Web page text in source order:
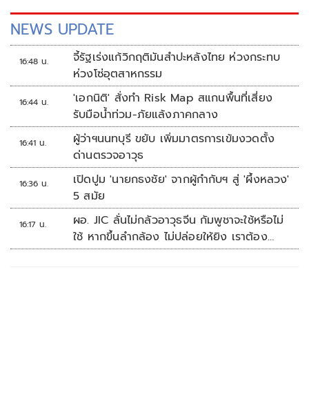
NEWS UPDATE
16:48 น.
จี้รัฐเร่งแก้วิกฤติมันสำปะหลังไทย ห่วงกระทบ
ห่วงโซ่อุตสาหกรรม
16:44 น.
'เอกนิติ' สั่งทำ Risk Map สแกนพื้นที่เสี่ยง
รับมือน้ำท่วม-ภัยแล้งภาคกลาง
16:41 น.
ผู้ว่าฯนนทบุรี ขยับ เพิ่มมาตรการเข้มงวดตั้ง
ด่านตรวจอาวุธ
16:36 น.
เปิดปูม 'นายกธงชัย' จากผู้กำกับฯ สู่ 'ผึ้งหลวง'
5 สมัย
16:17 น.
ผอ. JIC ลั่นไม่กลัวอาวุธจีน กัมพูชาจะใช้หรือไม่
ใช้ หากขึ้นลำกล้อง ไม่ปล่อยให้ยิง เราต้อง
จัดการก่อน